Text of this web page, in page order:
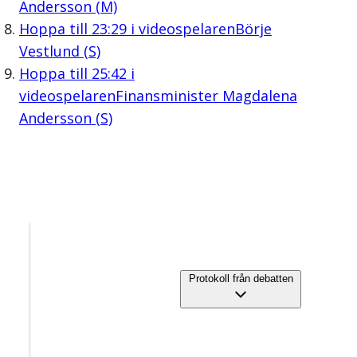
Andersson (M)
Hoppa till 23:29i videospelarenBörje
Vestlund (S)
Hoppa till 25:42 i
videospelarenFinansminister Magdalena
Andersson (S)
Protokoll från debatten